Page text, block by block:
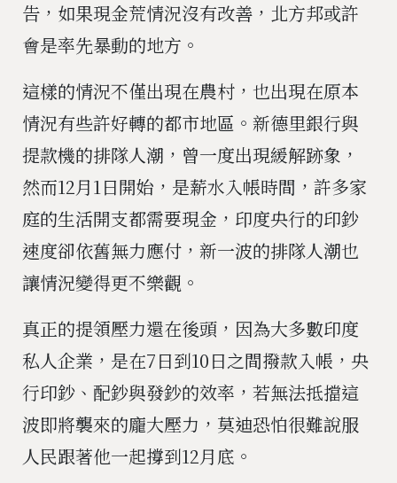
告，如果現金荒情況沒有改善，北方邦或許
會是率先暴動的地方。
這樣的情況不僅出現在農村，也出現在原本
情況有些許好轉的都市地區。新德里銀行與
提款機的排隊人潮，曾一度出現緩解跡象，
然而12月1日開始，是薪水入帳時間，許多家
庭的生活開支都需要現金，印度央行的印鈔
速度卻依舊無力應付，新一波的排隊人潮也
讓情況變得更不樂觀。
真正的提領壓力還在後頭，因為大多數印度
私人企業，是在7日到10日之間撥款入帳，央
行印鈔、配鈔與發鈔的效率，若無法抵擋這
波即將襲來的龐大壓力，莫迪恐怕很難說服
人民跟著他一起撐到12月底。